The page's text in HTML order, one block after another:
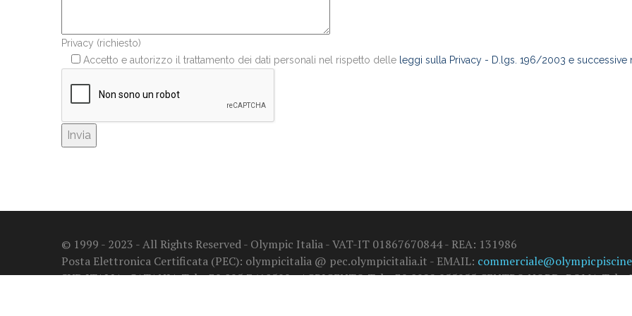
Privacy (richiesto)
Accetto e autorizzo il trattamento dei dati personali nel rispetto delle leggi sulla Privacy - D.lgs. 196/2003 e successive
© 1999 - 2023 - All Rights Reserved - Olympic Italia - VAT-IT 01867670844 - REA: 131986
Posta Elettronica Certificata (PEC): olympicitalia @ pec.olympicitalia.it - EMAIL:
SUD ITALIA: CATANIA Tel. +39 095 7410599 - AGRIGENTO Tel. +39 0922 855955 CENTRO NORD: ROMA